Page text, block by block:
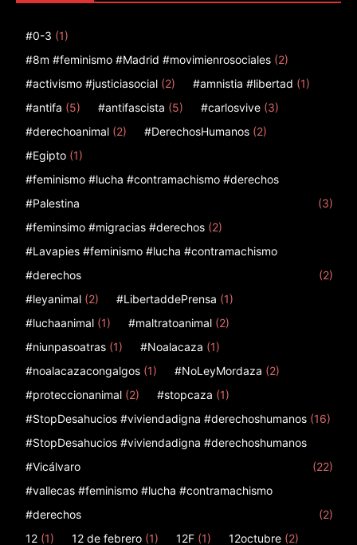
#0-3 (1)
#8m #feminismo #Madrid #movimienrosociales (2)
#activismo #justiciasocial (2) #amnistia #libertad (1)
#antifa (5) #antifascista (5) #carlosvive (3)
#derechoanimal (2) #DerechosHumanos (2)
#Egipto (1)
#feminismo #lucha #contramachismo #derechos
#Palestina
(3)
#feminsimo #migracias #derechos (2)
#Lavapies #feminismo #lucha #contramachismo
#derechos
(2)
#leyanimal (2) #LibertaddePrensa (1)
#luchaanimal (1) #maltratoanimal (2)
#niunpasoatras (1) #Noalacaza (1)
#noalacazacongalgos (1) #NoLeyMordaza (2)
#proteccionanimal (2) #stopcaza (1)
#StopDesahucios #viviendadigna #derechoshumanos (16)
#StopDesahucios #viviendadigna #derechoshumanos
#Vicálvaro
(22)
#vallecas #feminismo #lucha #contramachismo
#derechos
(2)
12 (1) 12 de febrero (1) 12F (1) 12octubre (2)